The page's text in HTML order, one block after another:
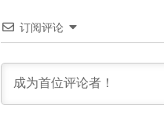
订阅评论